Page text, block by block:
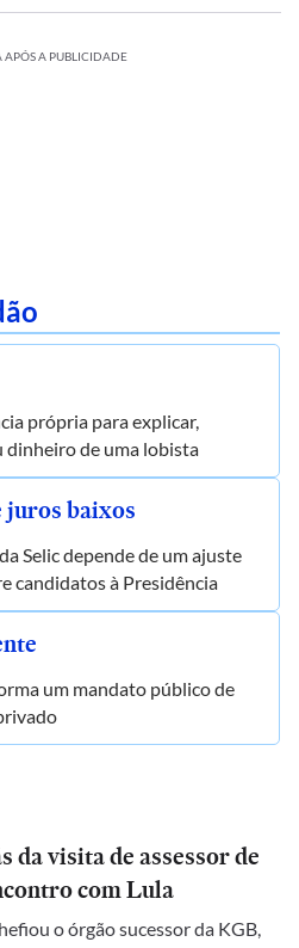
A PUBLICIDADE
própria para explicar,
dinheiro de uma lobista
juros baixos
Selic depende de um ajuste
candidatos à Presidência
um mandato público de
da visita de assessor de
com Lula
o órgão sucessor da KGB,